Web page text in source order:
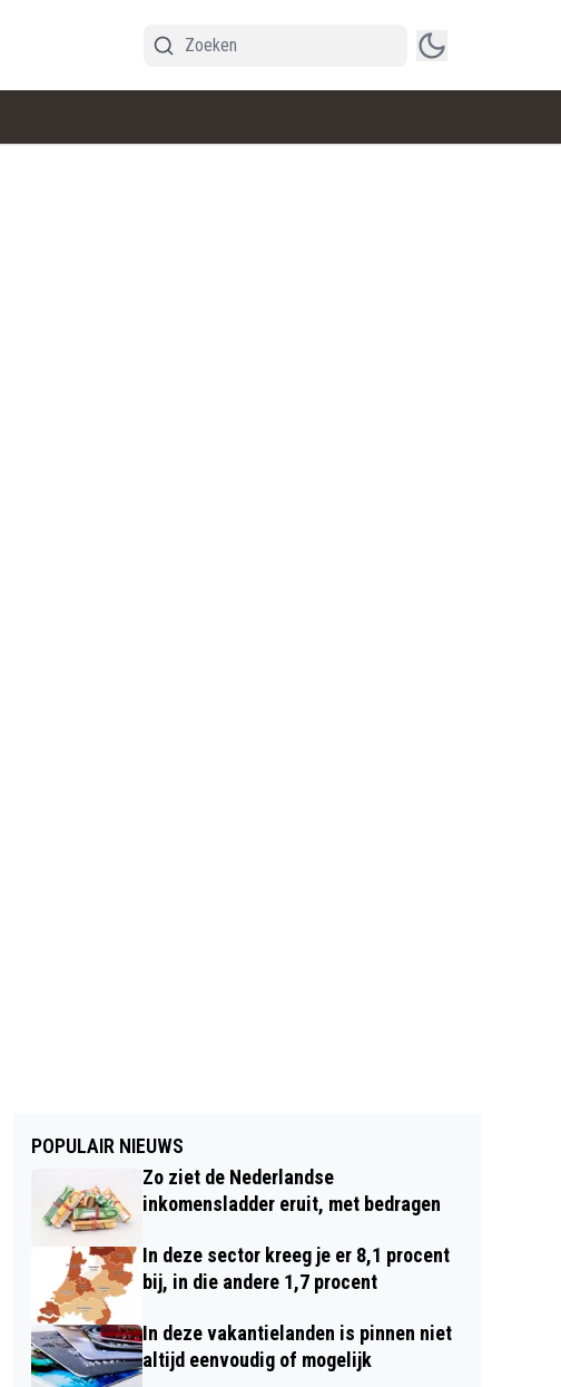
POPULAIR NIEUWS
Zo ziet de Nederlandse
inkomensladder eruit, met bedragen
In deze sector kreeg je er 8,1 procent
bij, in die andere 1,7 procent
In deze vakantielanden is pinnen niet
altijd eenvoudig of mogelijk